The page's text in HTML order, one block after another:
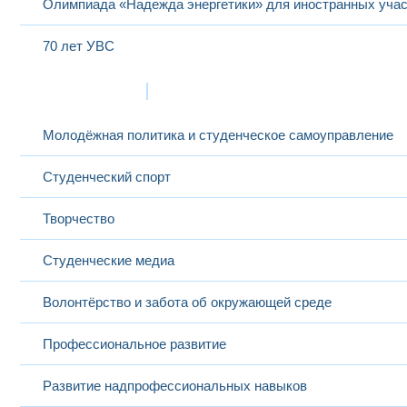
Олимпиада «Надежда энергетики» для иностранных
70 лет УВС
Молодёжная политика и студенческое самоуправление
Студенческий спорт
Творчество
Студенческие медиа
Волонтёрство и забота об окружающей среде
Профессиональное развитие
Развитие надпрофессиональных навыков